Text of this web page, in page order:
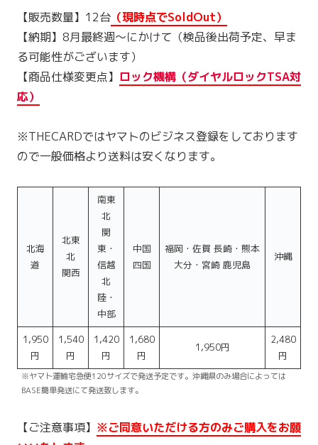
【販売数量】12台 （現時点でSoldOut）
【納期】8月最終週〜にかけて（検品後出荷予定、早ま
る可能性がございます）
【商品仕様変更点】 ロック機構（ダイヤルロックTSA対
応）
※THECARDではヤマトのビジネス登録をしております
ので一般価格より送料は安くなります。
北海
道
北東
北
関西
南東
北
関
東・
信越
北
陸・
中部
中国
四国
福岡・佐賀 長崎・熊本
大分・宮崎 鹿児島
沖縄
1,950
円
1,540
円
1,420
円
1,680
円
1,950円
2,480
円
※ヤマト運輸宅急便120サイズで発送予定です。沖縄県のみ場合によっては
BASE簡単発送にて発送致します。
【ご注意事項】 ※ご同意いただける方のみご購入をお願